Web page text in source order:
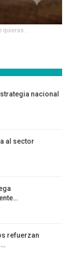
quieras...
nacional
al sector
refuerzan